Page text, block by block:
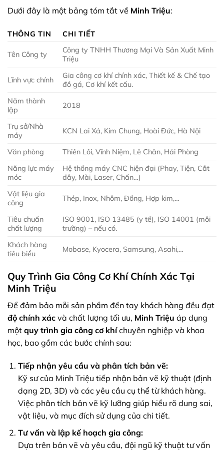
Dưới đây là một bảng tóm tắt về Minh Triệu:
THÔNG TIN CHI TIẾT
Tên Công ty
Công ty TNHH Thương Mại Và Sản Xuất Minh
Triệu
Lĩnh vực chính
Gia công cơ khí chính xác, Thiết kế & Chế tạo
đồ gá, Cơ khí kết cấu.
Năm thành
lập
2018
Trụ sở/Nhà
máy
KCN Lai Xá, Kim Chung, Hoài Đức, Hà Nội
Văn phòng
Thiên Lôi, Vĩnh Niệm, Lê Chân, Hải Phòng
Năng lực máy
móc
Hệ thống máy CNC hiện đại (Phay, Tiện, Cắt
dây, Mài, Laser, Chấn…)
Vật liệu gia
công
Thép, Inox, Nhôm, Đồng, Hợp kim,…
Tiêu chuẩn
chất lượng
ISO 9001, ISO 13485 (y tế), ISO 14001 (môi
trường) – nếu có.
Khách hàng
tiêu biểu
Mobase, Kyocera, Samsung, Asahi,…
Quy Trình Gia Công Cơ Khí Chính Xác Tại
Minh Triệu
Để đảm bảo mỗi sản phẩm đến tay khách hàng đều đạt
độ chính xác và chất lượng tối ưu, Minh Triệu áp dụng
một quy trình gia công cơ khíchuyên nghiệp và khoa
học, bao gồm các bước chính sau:
Tiếp nhận yêu cầu và phân tích bản vẽ:
Kỹ sư của Minh Triệu tiếp nhận bản vẽ kỹ thuật (định
dạng 2D, 3D) và các yêu cầu cụ thể từ khách hàng.
Việc phân tích bản vẽ kỹ lưỡng giúp hiểu rõ dung sai,
vật liệu, và mục đích sử dụng của chi tiết.
Tư vấn và lập kế hoạch gia công:
Dựa trên bản vẽ và yêu cầu, đội ngũ kỹ thuật tư vấn